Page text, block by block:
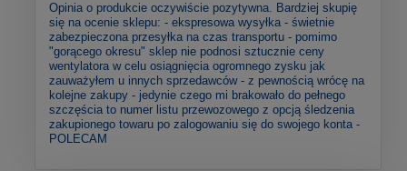
Opinia o produkcie oczywiście pozytywna. Bardziej skupię
się na ocenie sklepu: - ekspresowa wysyłka - świetnie
zabezpieczona przesyłka na czas transportu - pomimo
"gorącego okresu" sklep nie podnosi sztucznie ceny
wentylatora w celu osiągnięcia ogromnego zysku jak
zauważyłem u innych sprzedawców - z pewnością wrócę na
kolejne zakupy - jedynie czego mi brakowało do pełnego
szczęścia to numer listu przewozowego z opcją śledzenia
zakupionego towaru po zalogowaniu się do swojego konta -
POLECAM